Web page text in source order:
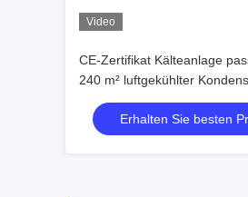
Video
CE-Zertifikat Kälteanlage
240 m² luftgekühlter
vier Lüftern 25 PS
Verflüssigungssatz Preis
Erhalten Sie besten